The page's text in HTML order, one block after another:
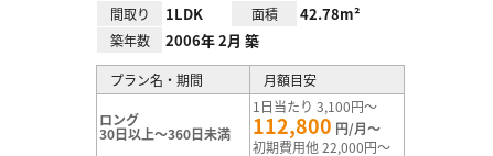
間取り 1LDK 面積 42.78m²
築年数 2006年 2月 築
プラン名・期間 月額目安
ロング
30日以上～360日未満
1日当たり 3,100円～
112,800 円/月～
初期費用他 22,000円～